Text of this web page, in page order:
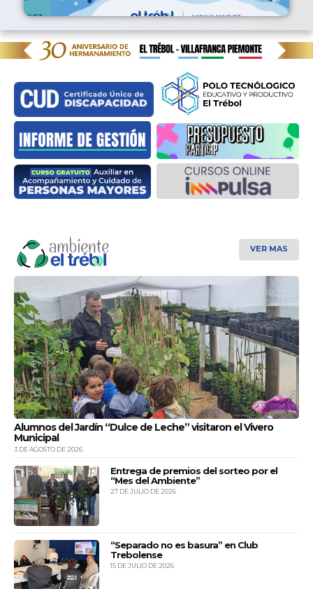
BUENOS AIRES
01:05Sierras de Córdoba
Lunes, Miércoles y Viernes.
PELLEGRINI - SAN JORGE - SASTRE
06:00Otra
Lunes a Sábados.
07:45Otra
Lunes a Sábados.
Todos los días.
12:00Otra
Domingos, Lunes y Viernes.
Viernes y Domingos.
15:25Otra
Lunes a Viernes.
VER MAS
Alumnos del Jardín “Dulce de Leche” visitaron el Vivero
Municipal
3 DE AGOSTO DE 2026
Entrega de premios del sorteo por el
“Mes del Ambiente”
27 DE JULIO DE 2026
“Separado no es basura” en Club
Trebolense
15 DE JULIO DE 2026